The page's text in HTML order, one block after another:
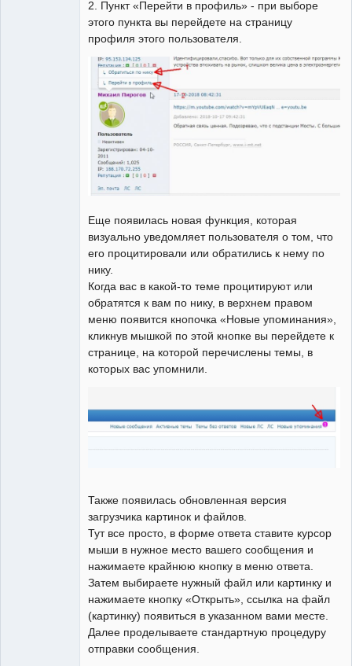
2. Пункт «Перейти в профиль» - при выборе
этого пункта вы перейдете на страницу
профиля этого пользователя.
Еще появилась новая функция, которая
визуально уведомляет пользователя о том, что
его процитировали или обратились к нему по
нику.
Когда вас в какой-то теме процитируют или
обратятся к вам по нику, в верхнем правом
меню появится кнопочка «Новые упоминания»,
кликнув мышкой по этой кнопке вы перейдете к
странице, на которой перечислены темы, в
которых вас упомнили.
Также появилась обновленная версия
загрузчика картинок и файлов.
Тут все просто, в форме ответа ставите курсор
мыши в нужное место вашего сообщения и
нажимаете крайнюю кнопку в меню ответа.
Затем выбираете нужный файл или картинку и
нажимаете кнопку «Открыть», ссылка на файл
(картинку) появиться в указанном вами месте.
Далее проделываете стандартную процедуру
отправки сообщения.